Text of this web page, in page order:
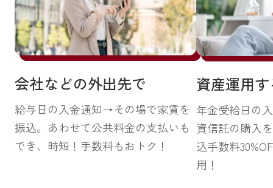
会社などの外出先で
給与日の入金通知→その場で家賃を
振込。あわせて公共料金の支払いも
でき、時短！手数料もおトク！
資産運用
年金受給日の
資信託の購入
込手数料
用！